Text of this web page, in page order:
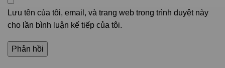
Lưu tên của tôi, email, và trang web trong trình duyệt này
cho lần bình luận kế tiếp của tôi.